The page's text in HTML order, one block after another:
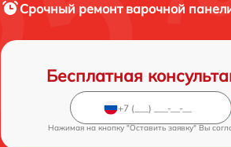
Срочный ремонт варочной
Бесплатная
Нажимая на кнопку "Оставить заявку" Вы